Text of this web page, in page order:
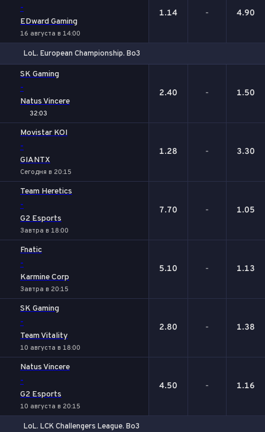
-
EDward Gaming
16 августа в 14:00
1.14 - 4.90
LoL. European Championship. Bo3
SK Gaming
-
Natus Vincere
32:03
2.40 - 1.50
Movistar KOI
-
GIANTX
Сегодня в 20:15
1.28 - 3.30
Team Heretics
-
G2 Esports
Завтра в 18:00
7.70 - 1.05
Fnatic
-
Karmine Corp
Завтра в 20:15
5.10 - 1.13
SK Gaming
-
Team Vitality
10 августа в 18:00
2.80 - 1.38
Natus Vincere
-
G2 Esports
10 августа в 20:15
4.50 - 1.16
LoL. LCK Challengers League. Bo3